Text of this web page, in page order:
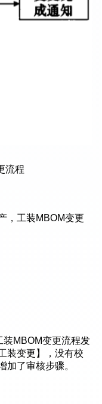
流程
，工装MBOM变更
装MBOM变更流程发
装变更】，没有校
加了审核步骤。